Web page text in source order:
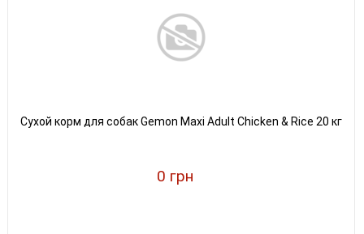
Сухой корм для собак Gemon Maxi Adult Chicken & Rice 20 кг
0 грн